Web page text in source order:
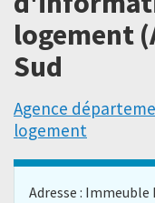
logement
Sud
Agence
logement
Adresse :